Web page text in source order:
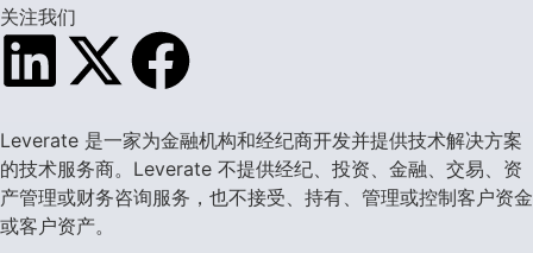
关注我们
Leverate 是一家为金融机构和经纪商开发并提供技术解决方案
的技术服务商。Leverate 不提供经纪、投资、金融、交易、资
产管理或财务咨询服务，也不接受、持有、管理或控制客户资金
或客户资产。